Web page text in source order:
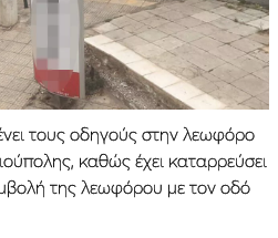
τους οδηγούς στην λεωφόρο
καθώς έχει καταρρεύσει
της λεωφόρου με τον οδό